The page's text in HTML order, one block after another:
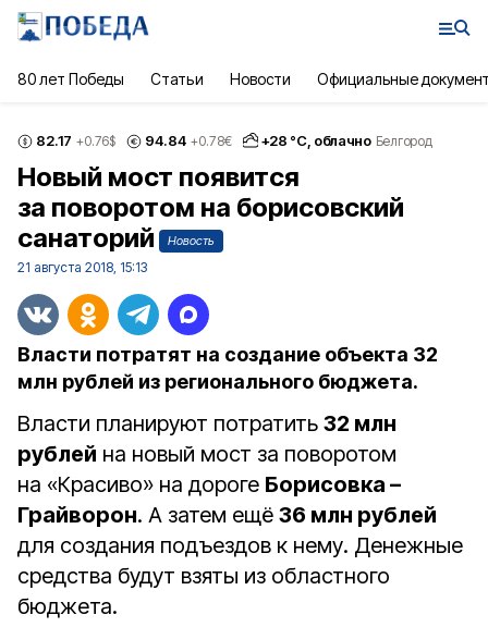
80 лет Победы Статьи Новости Официальные
82.17 +0.76$ 94.84 +0.78€ +28 °С, облачно Белгород
Новый мост появится
за поворотом на борисовский
санаторий
Новость
21 августа 2018, 15:13
Власти потратят на создание объекта 32
млн рублей из регионального бюджета.
Власти планируют потратить 32 млн
рублей на новый мост за поворотом
на «Красиво» на дороге Борисовка –
Грайворон. А затем ещё 36 млн рублей
для создания подъездов к нему. Денежные
средства будут взяты из областного
бюджета.